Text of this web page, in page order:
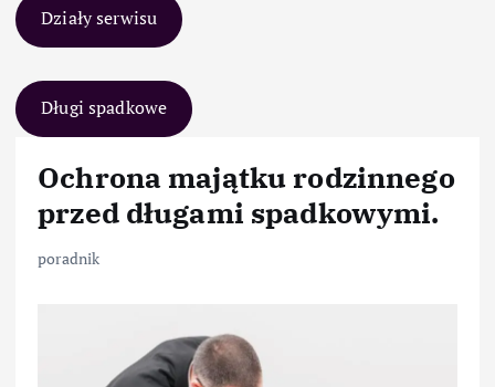
Działy serwisu
Długi spadkowe
Ochrona majątku rodzinnego
przed długami spadkowymi.
poradnik